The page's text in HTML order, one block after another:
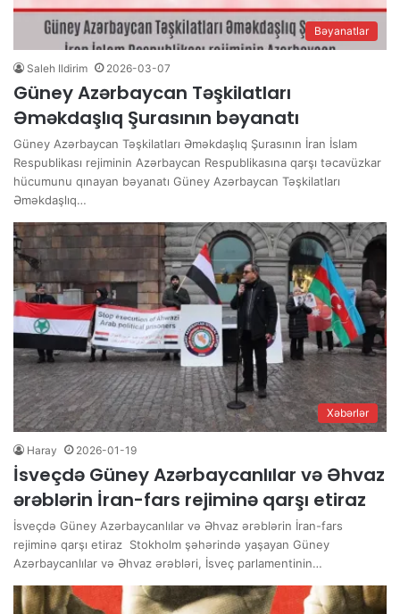
Bəyanatlar
Saleh Ildirim 2026-03-07
Güney Azərbaycan Təşkilatları
Əməkdaşlıq Şurasının bəyanatı
Güney Azərbaycan Təşkilatları Əməkdaşlıq Şurasının İran İslam
Respublikası rejiminin Azərbaycan Respublikasına qarşı təcavüzkar
hücumunu qınayan bəyanatı Güney Azərbaycan Təşkilatları
Əməkdaşlıq…
Xəbərlər
Haray 2026-01-19
İsveçdə Güney Azərbaycanlılar və Əhvaz
ərəblərin İran-fars rejiminə qarşı etiraz
İsveçdə Güney Azərbaycanlılar və Əhvaz ərəblərin İran-fars
rejiminə qarşı etiraz Stokholm şəhərində yaşayan Güney
Azərbaycanlılar və Əhvaz ərəbləri, İsveç parlamentinin…